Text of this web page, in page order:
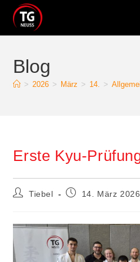
Inhalt
springen
Blog
> 2026 > März > 14. >
Erste Kyu-
Beitrags-
Tiebel
Beitrag14. März 2026